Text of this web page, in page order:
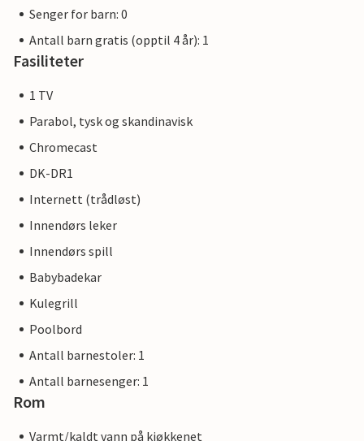
Senger for barn: 0
Antall barn gratis (opptil 4 år): 1
Fasiliteter
1 TV
Parabol, tysk og skandinavisk
Chromecast
DK-DR1
Internett (trådløst)
Innendørs leker
Innendørs spill
Babybadekar
Kulegrill
Poolbord
Antall barnestoler: 1
Antall barnesenger: 1
Rom
Varmt/kaldt vann på kjøkkenet